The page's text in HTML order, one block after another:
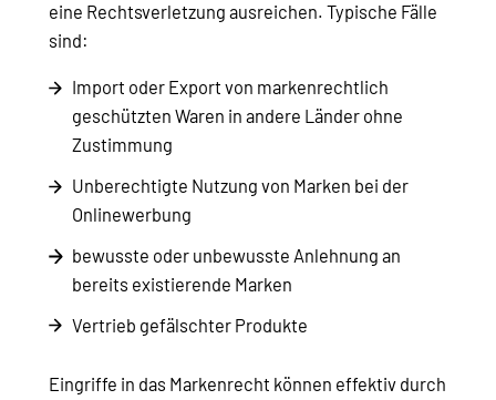
eine Rechtsverletzung ausreichen. Typische Fälle
sind:
Import oder Export von markenrechtlich
geschützten Waren in andere Länder ohne
Zustimmung
Unberechtigte Nutzung von Marken bei der
Onlinewerbung
bewusste oder unbewusste Anlehnung an
bereits existierende Marken
Vertrieb gefälschter Produkte
Eingriffe in das Markenrecht können effektiv durch